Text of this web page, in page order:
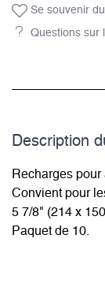
Se souvenir
Questions sur
Description
Recharges
Convient pour
5 7/8" (214 x
Paquet de 10.